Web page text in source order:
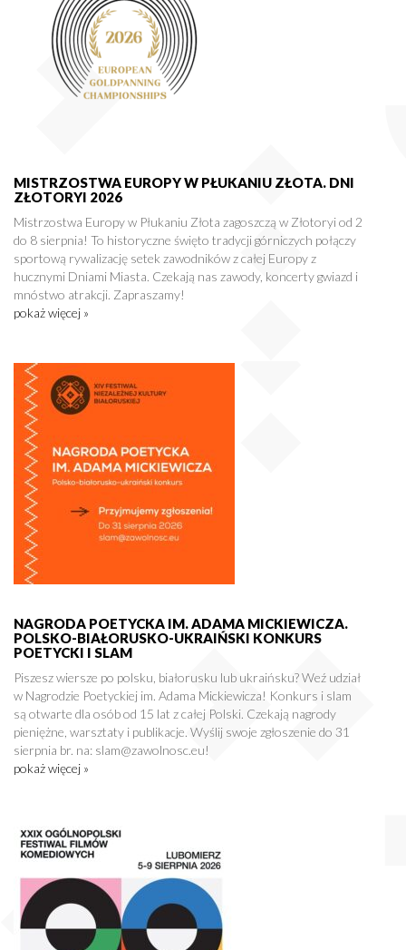
MISTRZOSTWA EUROPY W PŁUKANIU ZŁOTA. DNI
ZŁOTORYI 2026
Mistrzostwa Europy w Płukaniu Złota zagoszczą w Złotoryi od 2
do 8 sierpnia! To historyczne święto tradycji górniczych połączy
sportową rywalizację setek zawodników z całej Europy z
hucznymi Dniami Miasta. Czekają nas zawody, koncerty gwiazd i
mnóstwo atrakcji. Zapraszamy!
pokaż więcej »
NAGRODA POETYCKA IM. ADAMA MICKIEWICZA.
POLSKO-BIAŁORUSKO-UKRAIŃSKI KONKURS
POETYCKI I SLAM
Piszesz wiersze po polsku, białorusku lub ukraińsku? Weź udział
w Nagrodzie Poetyckiej im. Adama Mickiewicza! Konkurs i slam
są otwarte dla osób od 15 lat z całej Polski. Czekają nagrody
pieniężne, warsztaty i publikacje. Wyślij swoje zgłoszenie do 31
sierpnia br. na: slam@zawolnosc.eu!
pokaż więcej »